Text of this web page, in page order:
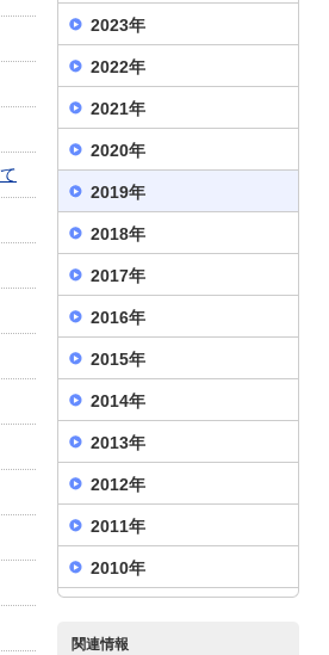
2023年
2022年
2021年
2020年
2019年
2018年
2017年
2016年
2015年
2014年
2013年
2012年
2011年
2010年
関連情報